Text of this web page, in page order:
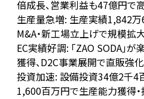
倍成長、営業利益も47億円で
生産量急増: 生産実績1,842万
M&A・新工場立上げで規模拡大
EC実績好調: 「ZAO SODA」
獲得、D2C事業展開で直販強化
投資加速: 設備投資34億2千4
1,600百万円で生産能力獲得・